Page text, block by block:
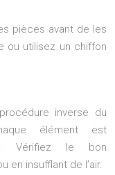
pièces avant de les
ou utilisez un chiffon
inverse du
élément est
Vérifiez le bon
en insufflant de l’air.